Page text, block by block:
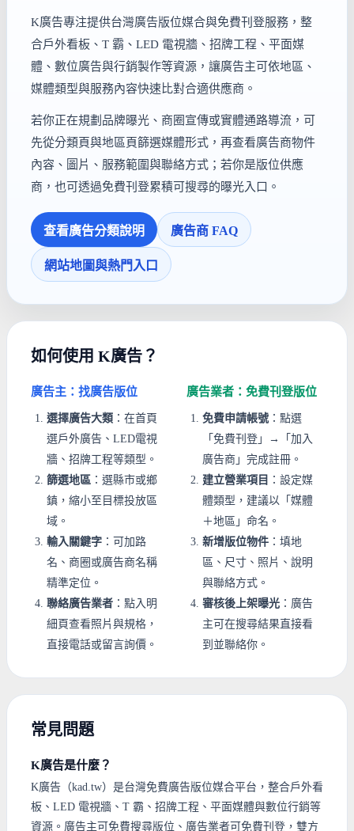
K廣告專注提供台灣廣告版位媒合與免費刊登服務，整
合戶外看板、T 霸、LED 電視牆、招牌工程、平面媒
體、數位廣告與行銷製作等資源，讓廣告主可依地區、
媒體類型與服務內容快速比對合適供應商。
若你正在規劃品牌曝光、商圈宣傳或實體通路導流，可
先從分類頁與地區頁篩選媒體形式，再查看廣告商物件
內容、圖片、服務範圍與聯絡方式；若你是版位供應
商，也可透過免費刊登累積可搜尋的曝光入口。
查看廣告分類說明 廣告商 FAQ
網站地圖與熱門入口
如何使用 K廣告？
廣告主：找廣告版位
選擇廣告大類 ：在首頁
選戶外廣告、LED電視
牆、招牌工程等類型。
篩選地區 ：選縣市或鄉
鎮，縮小至目標投放區
域。
輸入關鍵字 ：可加路
名、商圈或廣告商名稱
精準定位。
聯絡廣告業者 ：點入明
細頁查看照片與規格，
直接電話或留言詢價。
廣告業者：免費刊登版位
免費申請帳號 ：點選
「免費刊登」→「加入
廣告商」完成註冊。
建立營業項目 ：設定媒
體類型，建議以「媒體
＋地區」命名。
新增版位物件 ：填地
區、尺寸、照片、說明
與聯絡方式。
審核後上架曝光 ：廣告
主可在搜尋結果直接看
到並聯絡你。
常見問題
K廣告是什麼？
K廣告（kad.tw）是台灣免費廣告版位媒合平台，整合戶外看
板、LED 電視牆、T 霸、招牌工程、平面媒體與數位行銷等
資源。廣告主可免費搜尋版位、廣告業者可免費刊登，雙方